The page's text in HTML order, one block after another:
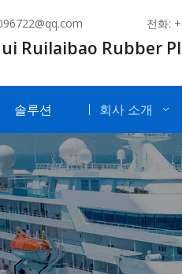
전화:
Ruilaibao Rubber
솔루션 회사 소개